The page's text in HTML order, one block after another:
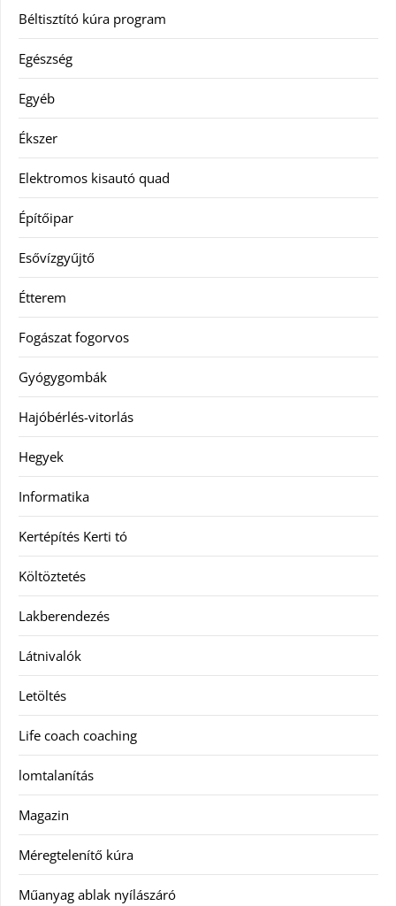
Béltisztító kúra program
Egészség
Egyéb
Ékszer
Elektromos kisautó quad
Építőipar
Esővízgyűjtő
Étterem
Fogászat fogorvos
Gyógygombák
Hajóbérlés-vitorlás
Hegyek
Informatika
Kertépítés Kerti tó
Költöztetés
Lakberendezés
Látnivalók
Letöltés
Life coach coaching
lomtalanítás
Magazin
Méregtelenítő kúra
Műanyag ablak nyílászáró